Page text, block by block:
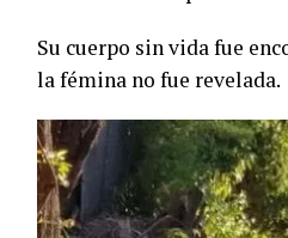
Su cuerpo sin vida fue
la fémina no fue revelada.